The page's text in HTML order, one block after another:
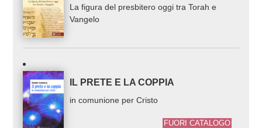
La figura del presbitero oggi tra Torah e
Vangelo
IL PRETE E LA COPPIA
in comunione per Cristo
FUORI CATALOGO